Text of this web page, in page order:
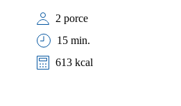
2 porce
15 min.
613 kcal